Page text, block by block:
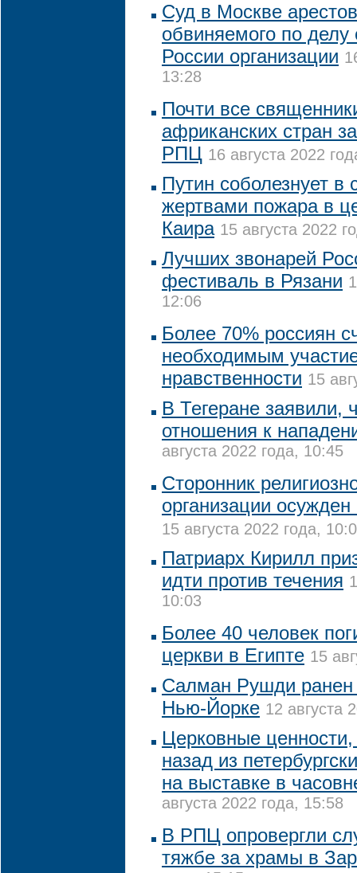
Суд в Москве
обвиняемого по
России организации
13:28
Почти все
африканских стран
РПЦ 16 августа 2022
Путин соболезнует в
жертвами пожара в
Каира 15 августа 2022
Лучших звонарей
фестиваль в Рязани
12:06
Более 70% россиян
необходимым
нравственности 15
В Тегеране заявили,
отношения к
августа 2022 года, 10:45
Сторонник
организации
15 августа 2022 года,
Патриарх Кирилл
идти против течения
10:03
Более 40 человек
церкви в Египте 15
Салман Рушди ранен
Нью-Йорке 12 августа
Церковные
назад из
на выставке в
августа 2022 года, 15:58
В РПЦ опровергли
тяжбе за храмы в